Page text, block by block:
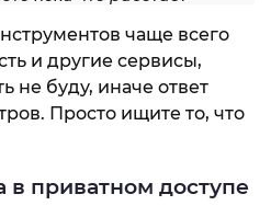
чаще всего
и другие сервисы,
не буду, иначе ответ
Просто ищите то, что
в приватном доступе